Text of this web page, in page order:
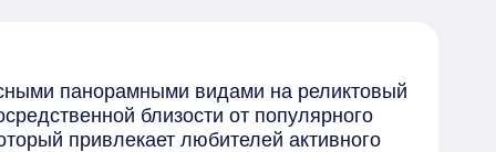
панорамными видами на реликтовый
близости от популярного
привлекает любителей активного